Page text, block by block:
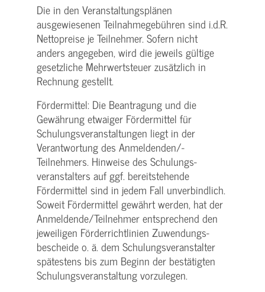
Die in den Veranstaltungsplänen
ausgewiesenen Teilnahmegebühren sind i.d.R.
Nettopreise je Teilnehmer. Sofern nicht
anders angegeben, wird die jeweils gültige
gesetzliche Mehrwertsteuer zusätzlich in
Rechnung gestellt.
Fördermittel: Die Beantragung und die
Gewährung etwaiger Fördermittel für
Schulungs­veranstaltungen liegt in der
Verantwortung des Anmeldenden/­
Teilnehmers. Hinweise des Schulungs­
veranstalters auf ggf. bereitstehende
Fördermittel sind in jedem Fall unverbindlich.
Soweit Fördermittel gewährt werden, hat der
Anmeldende/­Teilnehmer entsprechend den
jeweiligen Förderrichtlinien Zuwendungs­
bescheide o. ä. dem Schulungs­veranstalter
spätestens bis zum Beginn der bestätigten
Schulungs­veranstaltung vorzulegen.